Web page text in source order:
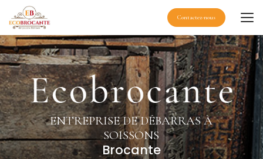
contenu
principal
Contactez-nous
ENTREPRISE DE DÉBARRAS À
SOISSONS
Brocante